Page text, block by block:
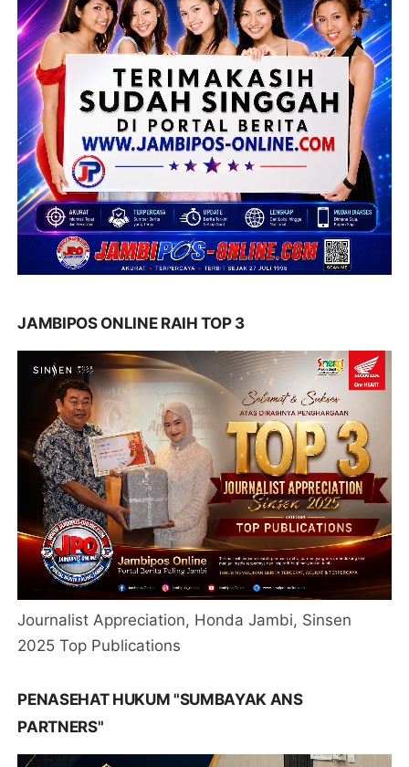
JAMBIPOS ONLINE RAIH TOP 3
Journalist Appreciation, Honda Jambi, Sinsen
2025 Top Publications
PENASEHAT HUKUM "SUMBAYAK ANS
PARTNERS"